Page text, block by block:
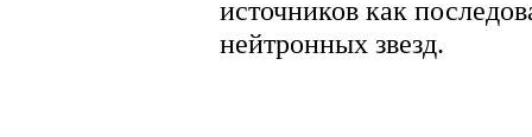
источников как
нейтронных звезд.